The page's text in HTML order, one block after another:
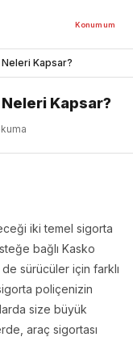
Konumum
Neleri Kapsar?
Neleri Kapsar?
iki temel sigorta
bağlı Kasko
sürücüler için farklı
poliçenizin
size büyük
araç sigortası